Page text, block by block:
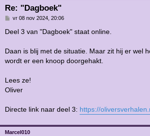
Re: "Dagboek"
B
r
h
t
vr 08 nov 2024, 20:06
Deel 3 van "Dagboek" staat online.
Daan is blij met de situatie. Maar zit hij er wel
wordt er een knoop doorgehakt.
Lees ze!
Oliver
Directe link naar deel 3: https://
Marcel010